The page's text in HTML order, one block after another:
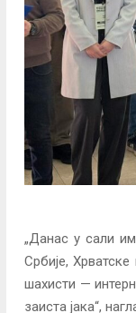
„Данас у сали
Србије,
шахисти —
заиста јака“,